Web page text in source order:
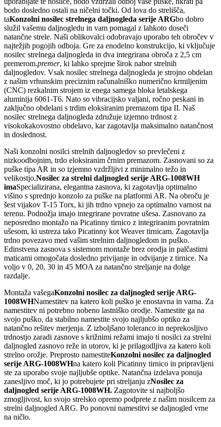
bodo dosledno ostali na ničelni točki. Od lova do strelišča,
taKonzolni nosilec strelnega daljnogleda serije ARGbo dobro
služil vašemu daljnogledu in vam pomagal z lahkoto doseči
natančne strele. Naši oblikovalci odobravajo uporabo teh obročev v
najtežjih pogojih odboja. Gre za enodelno konstrukcijo, ki vključuje
nosilec strelnega daljnogleda in dva integrirana obroča z 2,5 cm
premerom.premer, ki lahko sprejme širok nabor strelnih
daljnogledov. Vsak nosilec strelnega daljnogleda je strojno obdelan
z našim vrhunskim preciznim računalniško numerično krmiljenim
(CNC) rezkalnim strojem iz enega samega bloka letalskega
aluminija 6061-T6. Nato so vibracijsko valjani, ročno peskani in
zaključno obdelani s trdim eloksiranim premazom tipa II. Naš
nosilec strelnega daljnogleda združuje izjemno trdnost z
visokokakovostno obdelavo, kar zagotavlja maksimalno natančnost
in doslednost.
Naši konzolni nosilci strelnih daljnogledov so prevlečeni z
nizkoodbojnim, trdo eloksiranim črnim premazom. Zasnovani so za
puške tipa AR in so izjemno vzdržljivi z minimalno težo in
velikostjo.Nosilec za strelni daljnogled serije ARG-1008WH
imaSpecializirana, elegantna zasnova, ki zagotavlja optimalno
višino s sprednjo konzolo za puške na platformi AR. Na obroču je
šest vijakov T-15 Torx, ki jih trdno vpnejo za optimalno varnost na
terenu. Podnožja imajo integrirane povratne ušesa. Zasnovano za
neposredno montažo na Picatinny tirnico z integriranim povratnim
ušesom, ki ustreza tako Picatinny kot Weaver tirnicam. Zagotavlja
trdno povezavo med vašim strelnim daljnogledom in puško.
Edinstvena zasnova s ​​sistemom montaže brez orodja in palčastimi
maticami omogočata dosledno privijanje in odvijanje z tirnice. Na
voljo v 0, 20, 30 in 45 MOA za natančno streljanje na dolge
razdalje.
Montaža vašegaKonzolni nosilec za daljnogled serije ARG-
1008WHNamestitev na katero koli puško je enostavna in varna. Za
namestitev ni potrebno nobeno lastniško orodje. Namestite ga na
svojo puško, da stabilno namestite svojo najljubšo optiko za
natančno rešitev merjenja. Z izboljšano toleranco in neprekosljivo
trdnostjo zaradi zasnove s križnimi režami imajo ti nosilci za strelni
daljnogled zasnovo reže in utorov, ki je prilagodljiva za katero koli
strelno orožje. Preprosto namestiteKonzolni nosilec za daljnogled
serije ARG-1008WHna katero koli Picatinny tirnico in pripravljeni
ste za uporabo svoje najljubše optike. Natančna izdelava ponuja
zanesljivo moč, ki jo potrebujete pri streljanju zNosilec za
daljnogled serije ARG-1008WH. Zagotovite si najboljšo
zmogljivost, ko svojo strelsko opremo podprete z našim nosilcem za
strelni daljnogled ARG. Po ponovni namestitvi se daljnogled vrne
na ničlo.